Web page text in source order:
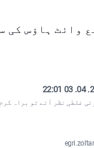
وائٹ ہاؤس کی
غلطی نظر آئے تو براہ کرم